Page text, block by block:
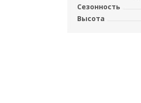
Сезонность
Высота